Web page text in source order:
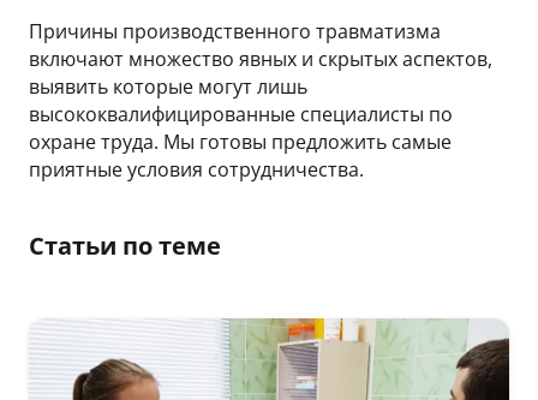
Причины производственного травматизма
включают множество явных и скрытых аспектов,
выявить которые могут лишь
высококвалифицированные специалисты по
охране труда. Мы готовы предложить самые
приятные условия сотрудничества.
Статьи по теме